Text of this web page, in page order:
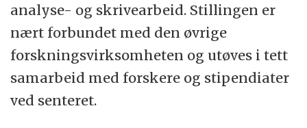
analyse- og skrivearbeid. Stillingen er
nært forbundet med den øvrige
forskningsvirksomheten og utøves i tett
samarbeid med forskere og stipendiater
ved senteret.